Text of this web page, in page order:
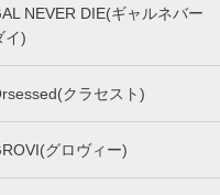
NEVER DIE(ギャルネバー
イ)
クラセスト)
グロヴィー)